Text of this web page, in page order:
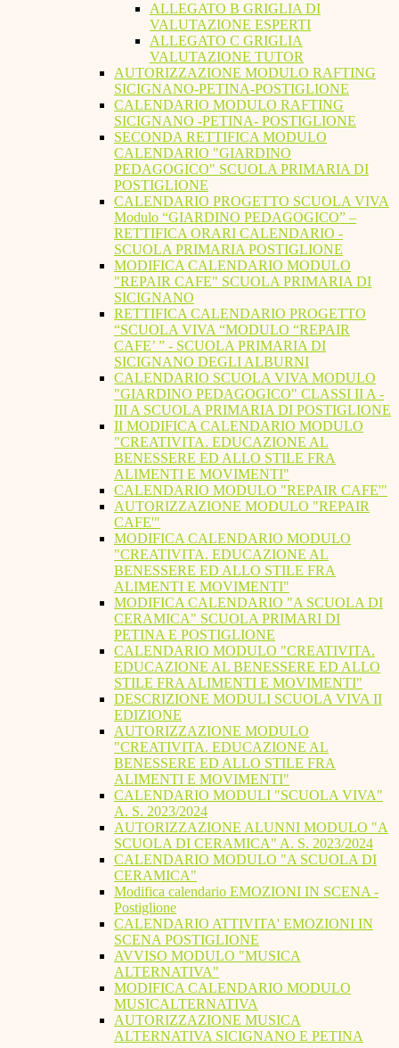
ALLEGATO B GRIGLIA DI
VALUTAZIONE ESPERTI
ALLEGATO C GRIGLIA
VALUTAZIONE TUTOR
AUTORIZZAZIONE MODULO RAFTING
SICIGNANO-PETINA-POSTIGLIONE
CALENDARIO MODULO RAFTING
SICIGNANO -PETINA- POSTIGLIONE
SECONDA RETTIFICA MODULO
CALENDARIO "GIARDINO
PEDAGOGICO" SCUOLA PRIMARIA DI
POSTIGLIONE
CALENDARIO PROGETTO SCUOLA VIVA
Modulo “GIARDINO PEDAGOGICO” –
RETTIFICA ORARI CALENDARIO -
SCUOLA PRIMARIA POSTIGLIONE
MODIFICA CALENDARIO MODULO
"REPAIR CAFE" SCUOLA PRIMARIA DI
SICIGNANO
RETTIFICA CALENDARIO PROGETTO
“SCUOLA VIVA “MODULO “REPAIR
CAFE’ ” - SCUOLA PRIMARIA DI
SICIGNANO DEGLI ALBURNI
CALENDARIO SCUOLA VIVA MODULO
"GIARDINO PEDAGOGICO" CLASSI II A -
III A SCUOLA PRIMARIA DI POSTIGLIONE
II MODIFICA CALENDARIO MODULO
"CREATIVITA. EDUCAZIONE AL
BENESSERE ED ALLO STILE FRA
ALIMENTI E MOVIMENTI"
CALENDARIO MODULO "REPAIR CAFE'"
AUTORIZZAZIONE MODULO "REPAIR
CAFE'"
MODIFICA CALENDARIO MODULO
"CREATIVITA. EDUCAZIONE AL
BENESSERE ED ALLO STILE FRA
ALIMENTI E MOVIMENTI"
MODIFICA CALENDARIO "A SCUOLA DI
CERAMICA" SCUOLA PRIMARI DI
PETINA E POSTIGLIONE
CALENDARIO MODULO "CREATIVITA.
EDUCAZIONE AL BENESSERE ED ALLO
STILE FRA ALIMENTI E MOVIMENTI"
DESCRIZIONE MODULI SCUOLA VIVA II
EDIZIONE
AUTORIZZAZIONE MODULO
"CREATIVITA. EDUCAZIONE AL
BENESSERE ED ALLO STILE FRA
ALIMENTI E MOVIMENTI"
CALENDARIO MODULI "SCUOLA VIVA"
A. S. 2023/2024
AUTORIZZAZIONE ALUNNI MODULO "A
SCUOLA DI CERAMICA" A. S. 2023/2024
CALENDARIO MODULO "A SCUOLA DI
CERAMICA"
Modifica calendario EMOZIONI IN SCENA -
Postiglione
CALENDARIO ATTIVITA' EMOZIONI IN
SCENA POSTIGLIONE
AVVISO MODULO "MUSICA
ALTERNATIVA"
MODIFICA CALENDARIO MODULO
MUSICALTERNATIVA
AUTORIZZAZIONE MUSICA
ALTERNATIVA SICIGNANO E PETINA